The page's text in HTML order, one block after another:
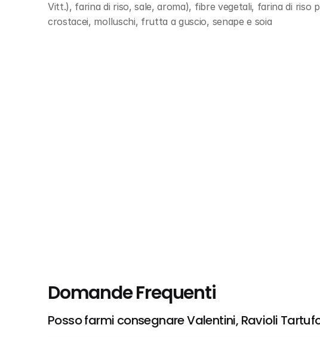
Vitt.), farina di riso, sale, aroma), fibre vegetali, farina di riso
crostacei, molluschi, frutta a guscio, senape e soia
Domande Frequenti
Posso farmi consegnare Valentini, Ravioli